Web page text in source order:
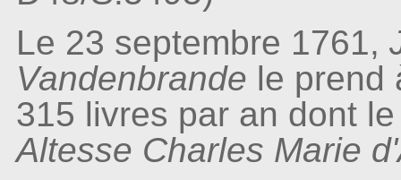
Le 23 septembre 1761,
Vandenbrande le prend
315 livres par an dont
Altesse Charles Marie